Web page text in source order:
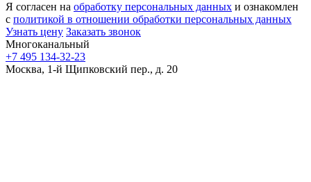
Я согласен на обработку персональных данных и ознакомлен
с политикой в отношении обработки персональных данных
Узнать цену Заказать звонок
Многоканальный
+7 495 134-32-23
Москва, 1-й Щипковский пер., д. 20